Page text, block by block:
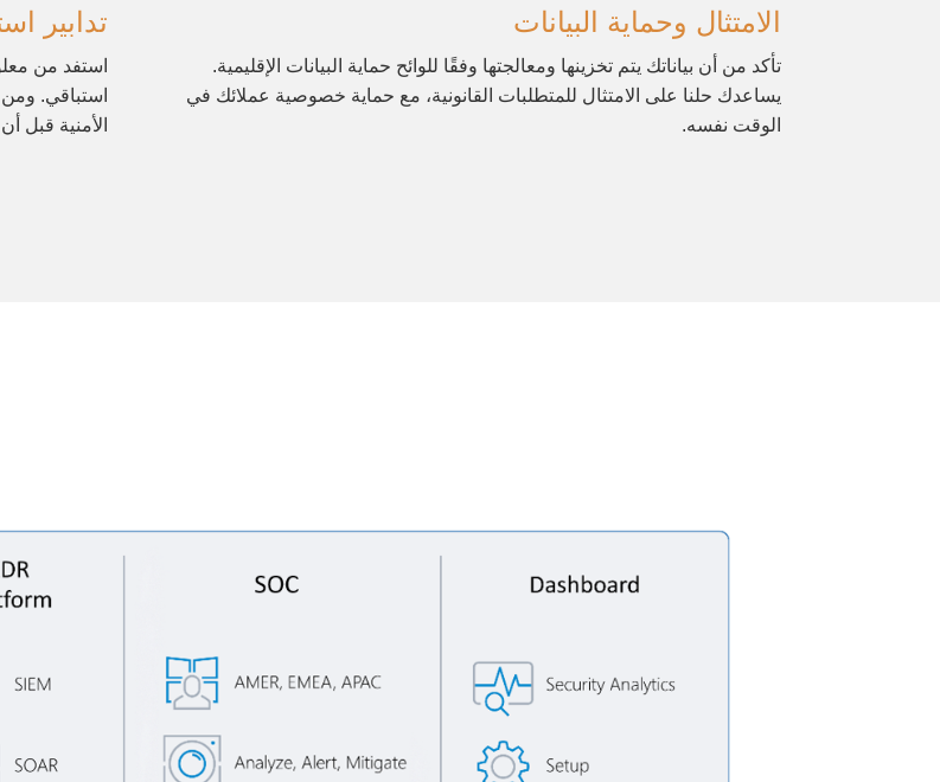
تدابير
استفد من
استباقي.
الأمنية قبل
الامتثال وحماية البيانات
تأكد من أن بياناتك يتم تخزينها ومعالجتها وفقًا للوائح حماية البيانات الإقليمية.
يساعدك حلنا على الامتثال للمتطلبات القانونية، مع حماية خصوصية عملائك في
الوقت نفسه.